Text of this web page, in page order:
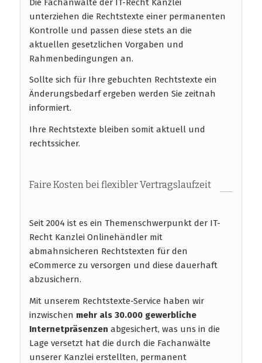
unterziehen die Rechtstexte einer permanenten
Kontrolle und passen diese stets an die
aktuellen gesetzlichen Vorgaben und
Rahmenbedingungen an.
Sollte sich für Ihre gebuchten Rechtstexte ein
Änderungsbedarf ergeben werden Sie zeitnah
informiert.
Ihre Rechtstexte bleiben somit aktuell und
rechtssicher.
Faire Kosten bei flexibler Vertragslaufzeit
Seit 2004 ist es ein Themenschwerpunkt der IT-
Recht Kanzlei Onlinehändler mit
abmahnsicheren Rechtstexten für den
eCommerce zu versorgen und diese dauerhaft
abzusichern.
Mit unserem Rechtstexte-Service haben wir
inzwischen mehr als 30.000 gewerbliche
Internetpräsenzen abgesichert, was uns in die
Lage versetzt hat die durch die Fachanwälte
unserer Kanzlei erstellten, permanent